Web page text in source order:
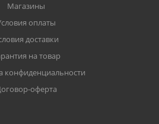
Магазины
оплаты
доставки
на товар
конфиденциальности
оферта